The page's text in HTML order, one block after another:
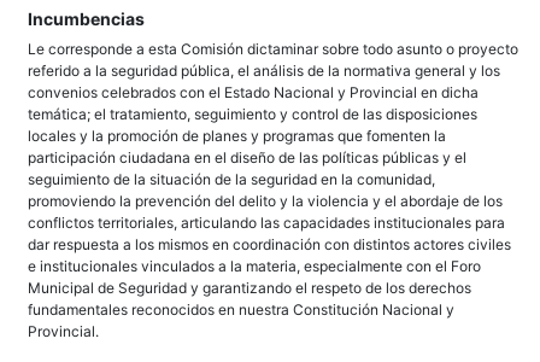
Incumbencias
Le corresponde a esta Comisión dictaminar sobre todo asunto o proyecto
referido a la seguridad pública, el análisis de la normativa general y los
convenios celebrados con el Estado Nacional y Provincial en dicha
temática; el tratamiento, seguimiento y control de las disposiciones
locales y la promoción de planes y programas que fomenten la
participación ciudadana en el diseño de las políticas públicas y el
seguimiento de la situación de la seguridad en la comunidad,
promoviendo la prevención del delito y la violencia y el abordaje de los
conflictos territoriales, articulando las capacidades institucionales para
dar respuesta a los mismos en coordinación con distintos actores civiles
e institucionales vinculados a la materia, especialmente con el Foro
Municipal de Seguridad y garantizando el respeto de los derechos
fundamentales reconocidos en nuestra Constitución Nacional y
Provincial.